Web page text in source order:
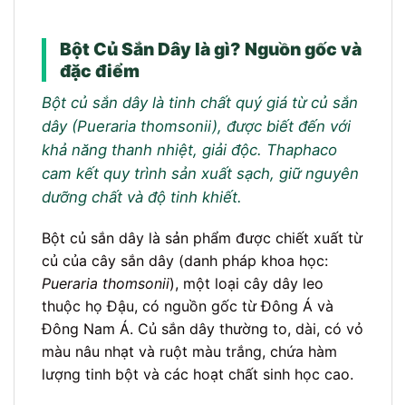
Bột Củ Sắn Dây là gì? Nguồn gốc và
đặc điểm
Bột củ sắn dây là tinh chất quý giá từ củ sắn
dây (Pueraria thomsonii), được biết đến với
khả năng thanh nhiệt, giải độc. Thaphaco
cam kết quy trình sản xuất sạch, giữ nguyên
dưỡng chất và độ tinh khiết.
Bột củ sắn dây là sản phẩm được chiết xuất từ
củ của cây sắn dây (danh pháp khoa học:
Pueraria thomsonii), một loại cây dây leo
thuộc họ Đậu, có nguồn gốc từ Đông Á và
Đông Nam Á. Củ sắn dây thường to, dài, có vỏ
màu nâu nhạt và ruột màu trắng, chứa hàm
lượng tinh bột và các hoạt chất sinh học cao.